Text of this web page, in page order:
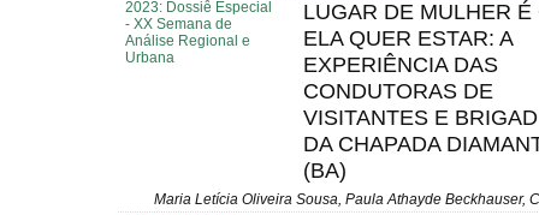
2023: Dossiê Especial
- XX Semana de
Análise Regional e
Urbana
LUGAR DE MULHER É
ELA QUER ESTAR: A
EXPERIÊNCIA DAS
CONDUTORAS DE
VISITANTES E
DA CHAPADA
(BA)
Maria Letícia Oliveira Sousa, Paula Athayde Beckhauser,